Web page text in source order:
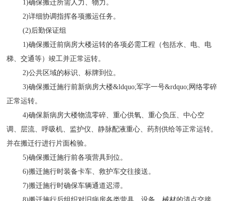
1)确保搬迁所需人力、物力。
2)详细协调指挥各项搬运任务。
(2)后勤保证组
1)确保搬迁前病房大楼运转的各项必需工程（包括水、电、电
梯、交通等）竣工并正常运转。
2)公共区域的标识、标牌到位。
3)确保搬迁施行前新病房大楼&ldquo;军字一号&rdquo;网络零碎
正常运转。
4)确保新病房大楼物流零碎、重心供氧、重心负压、中心空
调、层流、呼吸机、监护仪、静脉配液重心、药剂供给等正常运转。
并在搬迁行进行片面检验。
5)确保搬迁施行前各项营具到位。
6)搬迁施行时装备卡车、救护车交往接送。
7)搬迁施行时确保车辆通道迟滞。